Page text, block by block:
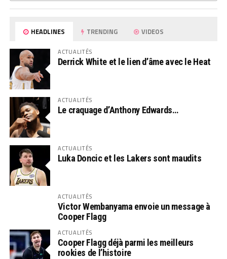
HEADLINES TRENDING VIDEOS
ACTUALITÉS
Derrick White et le lien d’âme avec le Heat
ACTUALITÉS
Le craquage d’Anthony Edwards…
ACTUALITÉS
Luka Doncic et les Lakers sont maudits
ACTUALITÉS
Victor Wembanyama envoie un message à
Cooper Flagg
ACTUALITÉS
Cooper Flagg déjà parmi les meilleurs
rookies de l’histoire